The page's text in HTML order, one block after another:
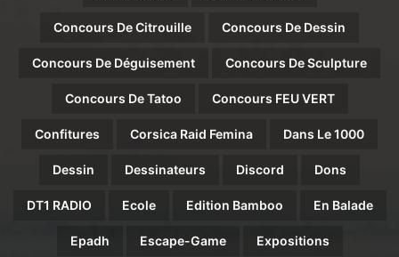
Concours De Citrouille Concours De Dessin
Concours De Déguisement Concours De Sculpture
Concours De Tatoo Concours FEU VERT
Confitures Corsica Raid Femina Dans Le 1000
Dessin Dessinateurs Discord Dons
DT1 RADIO Ecole Edition Bamboo En Balade
Epadh Escape-Game Expositions